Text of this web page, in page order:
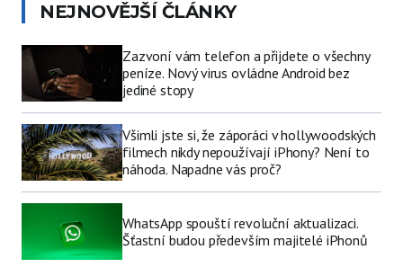
NEJNOVĚJŠÍ ČLÁNKY
Zazvoní vám telefon a přijdete o všechny
peníze. Nový virus ovládne Android bez
jediné stopy
Všimli jste si, že záporáci v hollywoodských
filmech nikdy nepoužívají iPhony? Není to
náhoda. Napadne vás proč?
WhatsApp spouští revoluční aktualizaci.
Šťastní budou především majitelé iPhonů